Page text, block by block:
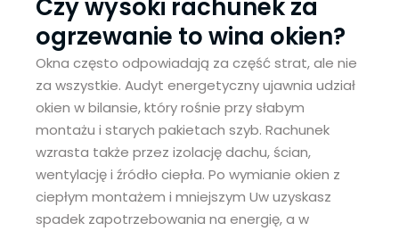
Czy wysoki rachunek za
ogrzewanie to wina okien?
Okna często odpowiadają za część strat, ale nie
za wszystkie. Audyt energetyczny ujawnia udział
okien w bilansie, który rośnie przy słabym
montażu i starych pakietach szyb. Rachunek
wzrasta także przez izolację dachu, ścian,
wentylację i źródło ciepła. Po wymianie okien z
ciepłym montażem i mniejszym Uw uzyskasz
spadek zapotrzebowania na energię, a w